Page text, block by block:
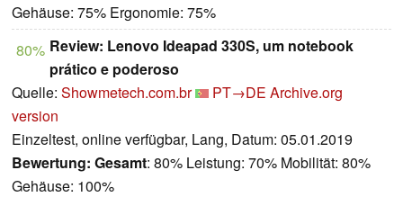
Gehäuse: 75% Ergonomie: 75%
80% Review: Lenovo Ideapad 330S, um notebook
prático e poderoso
Quelle: Showmetech.com.br PT→DE Archive.org
version
Einzeltest, online verfügbar, Lang, Datum: 05.01.2019
Bewertung: Gesamt: 80% Leistung: 70% Mobilität: 80%
Gehäuse: 100%